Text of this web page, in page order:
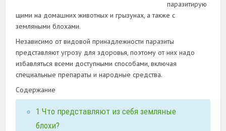
паразитирую
щими на домашних животных и грызунах, а также с
земляными блохами.
Независимо от видовой принадлежности паразиты
представляют угрозу для здоровья, поэтому от них надо
избавляться всеми доступными способами, включая
специальные препараты и народные средства.
Содержание
1 Что представляют из себя земляные
блохи?